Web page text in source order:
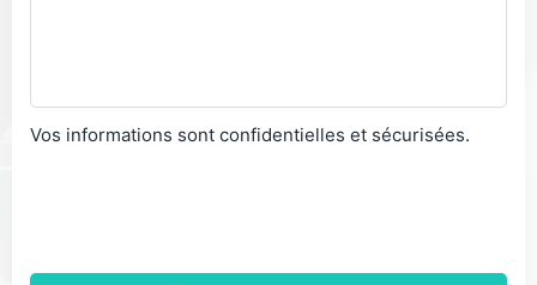
Vos informations sont confidentielles et sécurisées.